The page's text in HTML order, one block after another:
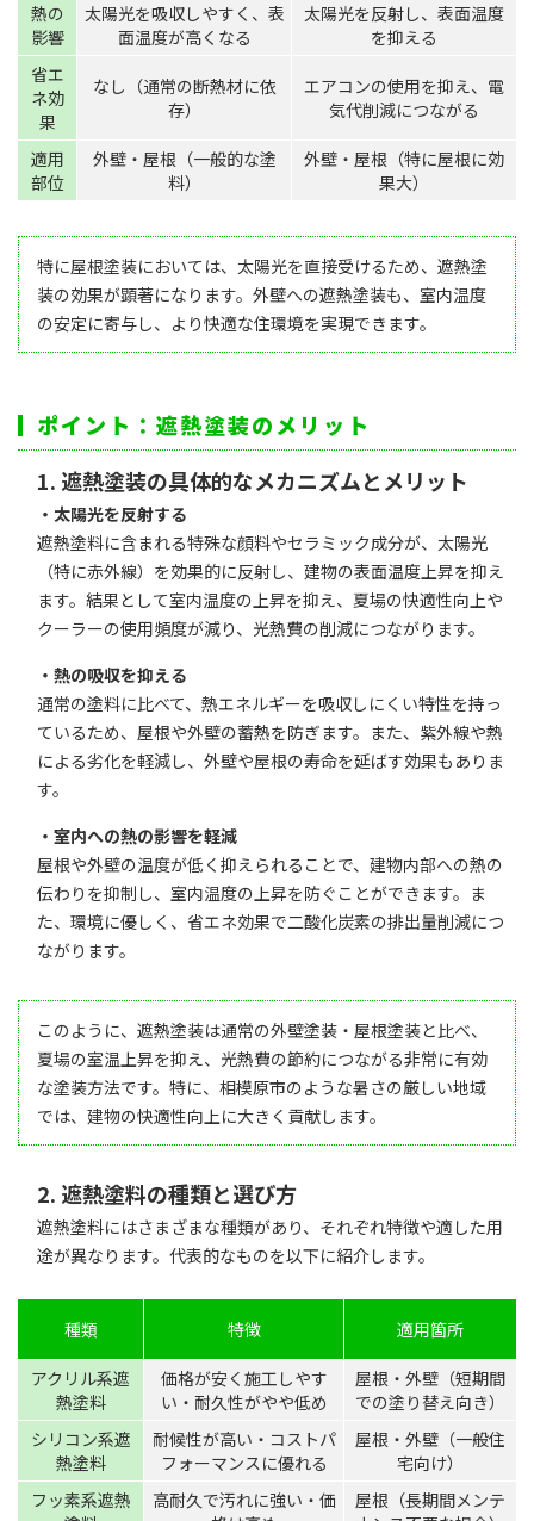
熱の
影響
太陽光を吸収しやすく、表
面温度が高くなる
太陽光を反射し、表面温度
を抑える
省エ
ネ効
果
なし（通常の断熱材に依
存）
エアコンの使用を抑え、電
気代削減につながる
適用
部位
外壁・屋根（一般的な塗
料）
外壁・屋根（特に屋根に効
果大）
特に屋根塗装においては、太陽光を直接受けるため、遮熱塗
装の効果が顕著になります。外壁への遮熱塗装も、室内温度
の安定に寄与し、より快適な住環境を実現できます。
ポイント：遮熱塗装のメリット
1. 遮熱塗装の具体的なメカニズムとメリット
・太陽光を反射する
遮熱塗料に含まれる特殊な顔料やセラミック成分が、太陽光
（特に赤外線）を効果的に反射し、建物の表面温度上昇を抑え
ます。結果として室内温度の上昇を抑え、夏場の快適性向上や
クーラーの使用頻度が減り、光熱費の削減につながります。
・熱の吸収を抑える
通常の塗料に比べて、熱エネルギーを吸収しにくい特性を持っ
ているため、屋根や外壁の蓄熱を防ぎます。また、紫外線や熱
による劣化を軽減し、外壁や屋根の寿命を延ばす効果もありま
す。
・室内への熱の影響を軽減
屋根や外壁の温度が低く抑えられることで、建物内部への熱の
伝わりを抑制し、室内温度の上昇を防ぐことができます。ま
た、環境に優しく、省エネ効果で二酸化炭素の排出量削減につ
ながります。
このように、遮熱塗装は通常の外壁塗装・屋根塗装と比べ、
夏場の室温上昇を抑え、光熱費の節約につながる非常に有効
な塗装方法です。特に、相模原市のような暑さの厳しい地域
では、建物の快適性向上に大きく貢献します。
2. 遮熱塗料の種類と選び方
遮熱塗料にはさまざまな種類があり、それぞれ特徴や適した用
途が異なります。代表的なものを以下に紹介します。
種類 特徴 適用箇所
アクリル系遮
熱塗料
価格が安く施工しやす
い・耐久性がやや低め
屋根・外壁（短期間
での塗り替え向き）
シリコン系遮
熱塗料
耐候性が高い・コストパ
フォーマンスに優れる
屋根・外壁（一般住
宅向け）
フッ素系遮熱
高耐久で汚れに強い・価
屋根（長期間メンテ